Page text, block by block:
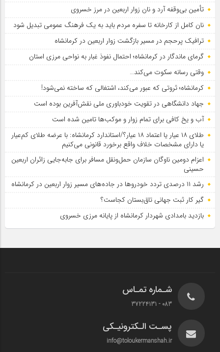
تأمین بی‌وقفه آرد و نان زوار اربعین در مرز خسروی
نان کامل از کارخانه تا سفره مردم باید به یک فرهنگ عمومی تبدیل شود
ترافیک پرحجم در مسیر بازگشت زوار اربعین در کرمانشاه
گرمای ماندگار در کرمانشاه؛ احتمال نفوذ غبار به نواحی مرزی استان
وقتی رسانه سکوت می‌کند…
کرمانشاه؛ ثروتی که عبور می‌کند، اشتغالی که ساخته نمی‌شود!
جهاد دانشگاهی در تقویت خودباوری ملی نقش‌آفرین بوده است
آب و یخ کافی برای تمام زوار و موکب‌ها تامین شده است
طلای ۱۸ عیار یا اعتماد ۱۸ عیار؟/استاندارد کرمانشاه: با عرضه طلای کم‌عیار
یا دارای مشخصات خلاف واقع برخورد قانونی می‌کنیم
اعزام دومین ناوگان سازمان حمل‌ونقل مسافر برای جابه‌جایی زائران اربعین
حسینی
رشد ۱۱ درصدی تردد خودروها در جاده‌های مسیر زوار اربعین در کرمانشاه
گیر کار ثبت جهانی تاق‌بستان کجاست؟
بازدید بامدادی شهردار کرمانشاه از پایانه مرزی خسروی
شـماره تمـاس
083 - 37224131
پسـت الـکترونیـکی
info@toloukermanshah.ir